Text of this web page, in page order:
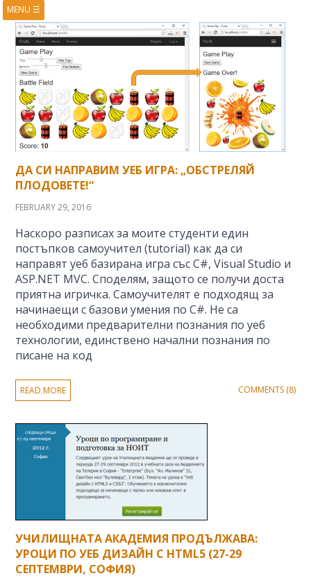
MENU ☰
HOME
ABOUT
BOOKS
COURSES
VIDEOS
PRESENTATIONS
RESEARCH
PUBLICATIONS
CONTACTS
RSS FEED
ДА СИ НАПРАВИМ УЕБ ИГРА: „ОБСТРЕЛЯЙ
ПЛОДОВЕТЕ!“
FEBRUARY 29, 2016
Наскоро разписах за моите студенти един
постъпков самоучител (tutorial) как да си
направят уеб базирана игра със C#, Visual Studio и
ASP.NET MVC. Споделям, защото се получи доста
приятна игричка. Самоучителят е подходящ за
начинаещи с базови умения по C#. Не са
необходими предварителни познания по уеб
технологии, единствено начални познания по
писане на код
READ MORE COMMENTS (8)
УЧИЛИЩНАТА АКАДЕМИЯ ПРОДЪЛЖАВА:
УРОЦИ ПО УЕБ ДИЗАЙН С HTML5 (27-29
СЕПТЕМВРИ, СОФИЯ)